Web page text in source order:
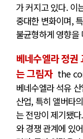
가 커지고 있다. 이
중대한 변화이며,
불균형하게 영향을
베네수엘라 정권
는 그림자 the
베네수엘라 석유
산업, 특히 앨버타
는 전망이 제기됐
와 경쟁 관계에 있